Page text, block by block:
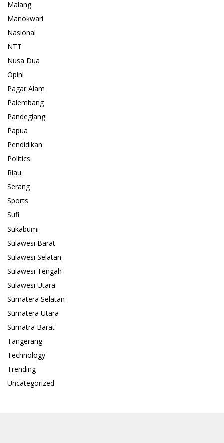
Malang
Manokwari
Nasional
NTT
Nusa Dua
Opini
Pagar Alam
Palembang
Pandeglang
Papua
Pendidikan
Politics
Riau
Serang
Sports
Sufi
Sukabumi
Sulawesi Barat
Sulawesi Selatan
Sulawesi Tengah
Sulawesi Utara
Sumatera Selatan
Sumatera Utara
Sumatra Barat
Tangerang
Technology
Trending
Uncategorized